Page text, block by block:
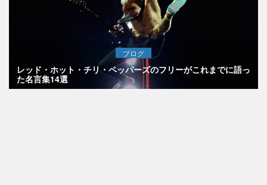
ブログ
レッド・ホット・チリ・ペッパーズのフリーがこれまでに語っ
た名言集14選